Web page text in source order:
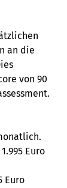
an die
von 90
1.995 Euro
Euro